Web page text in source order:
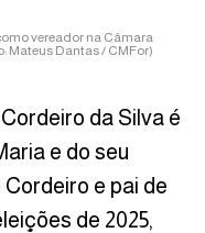
vereador na Câmara
Mateus Dantas / CMFor)
da Silva é
e do seu
e pai de
de 2025,